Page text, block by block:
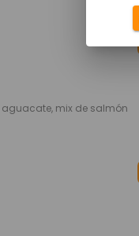
mix de salmón